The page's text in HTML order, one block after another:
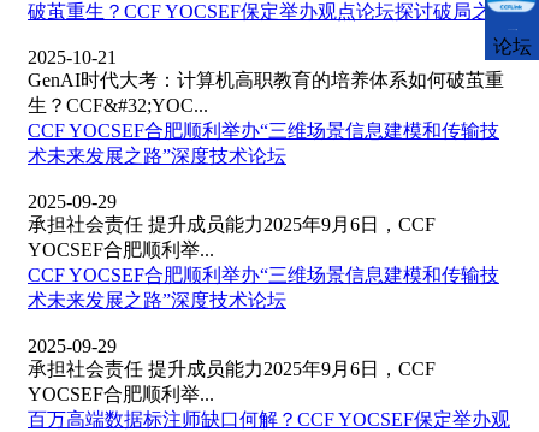
破茧重生？CCF YOCSEF保定举办观点论坛探讨破局之路
2025-10-21
GenAI时代大考：计算机高职教育的培养体系如何破茧重
生？CCF&#32;YOC...
CCF YOCSEF合肥顺利举办“三维场景信息建模和传输技
术未来发展之路”深度技术论坛
2025-09-29
承担社会责任 提升成员能力2025年9月6日，CCF
YOCSEF合肥顺利举...
CCF YOCSEF合肥顺利举办“三维场景信息建模和传输技
术未来发展之路”深度技术论坛
2025-09-29
承担社会责任 提升成员能力2025年9月6日，CCF
YOCSEF合肥顺利举...
百万高端数据标注师缺口何解？CCF YOCSEF保定举办观
论坛